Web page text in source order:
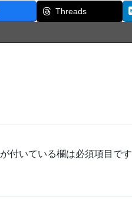
Threads
が付いている欄は必須項目です